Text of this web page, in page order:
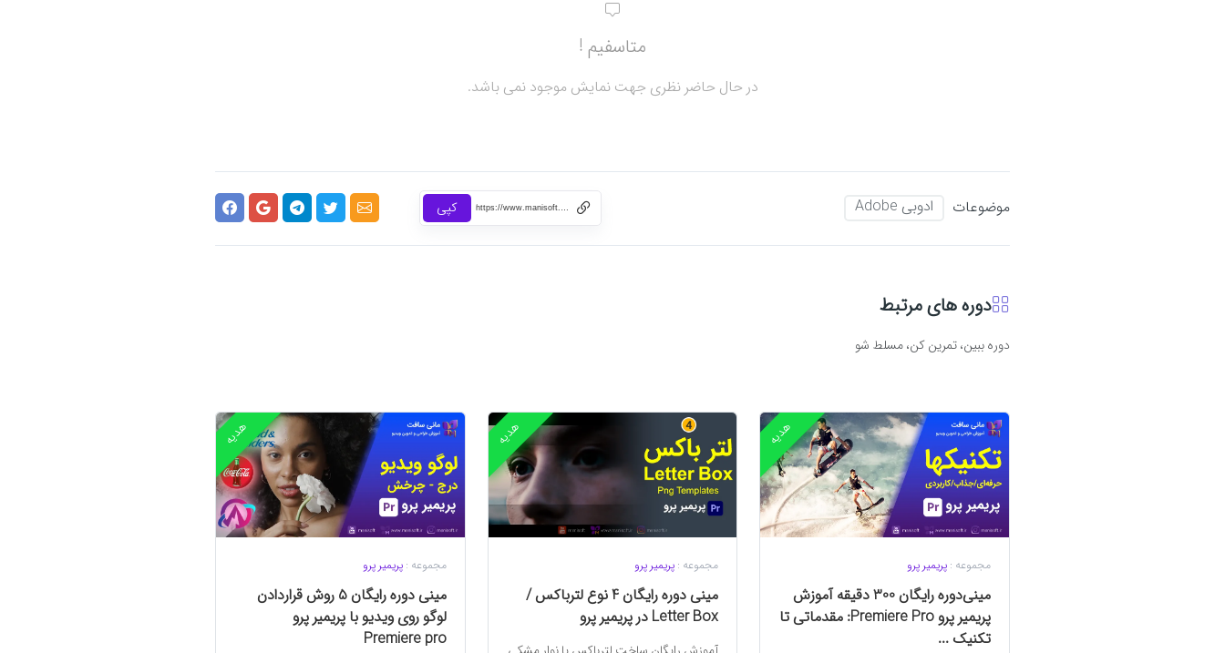
متاسفیم !
در حال حاضر نظری جهت نمایش موجود نمی باشد.
موضوعات ادوبی Adobe https://www.manisoft.ir/36 کپی
دوره های مرتبط
دوره ببین، تمرین کن، مسلط شو
مجموعه : پریمیر پرو
مینی‌دوره رایگان 300 دقیقه آموزش
پریمیر پرو Premiere Pro: مقدماتی تا
تکنیک‌ ...
هدیه
مجموعه : پریمیر پرو
مینی دوره رایگان 4 نوع لترباکس /
Letter Box در پریمیر پرو
هدیه
مجموعه :پریمیر پرو
مینی دوره رایگان 5 روش قراردادن
لوگو روی ویدیو با پریمیر پرو
Premiere pro
هدیه